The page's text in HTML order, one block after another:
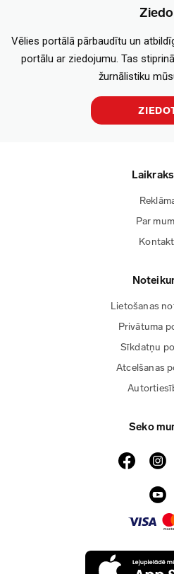
Vēlies portālā pārbaudītu un
portālu ar ziedojumu. Tas
žurnālistiku
Par
Lietošanas
Privātuma
Sīkdatņu
Atcelšanas
Seko